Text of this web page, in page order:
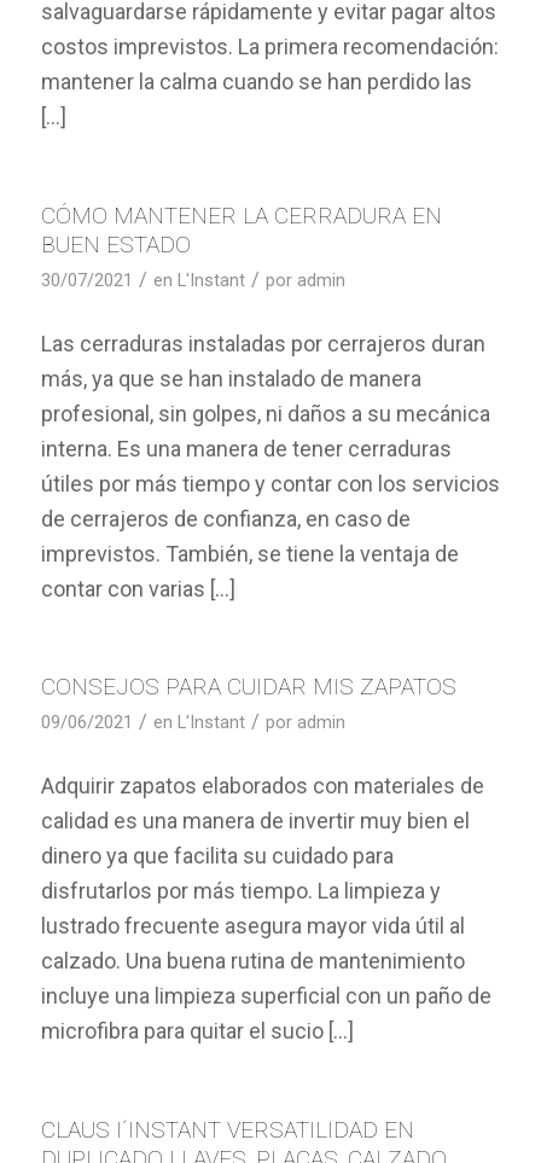
salvaguardarse rápidamente y evitar pagar altos
costos imprevistos. La primera recomendación:
mantener la calma cuando se han perdido las
[…]
CÓMO MANTENER LA CERRADURA EN
BUEN ESTADO
30/07/2021 / en L'Instant / por admin
Las cerraduras instaladas por cerrajeros duran
más, ya que se han instalado de manera
profesional, sin golpes, ni daños a su mecánica
interna. Es una manera de tener cerraduras
útiles por más tiempo y contar con los servicios
de cerrajeros de confianza, en caso de
imprevistos. También, se tiene la ventaja de
contar con varias […]
CONSEJOS PARA CUIDAR MIS ZAPATOS
09/06/2021 / en L'Instant / por admin
Adquirir zapatos elaborados con materiales de
calidad es una manera de invertir muy bien el
dinero ya que facilita su cuidado para
disfrutarlos por más tiempo. La limpieza y
lustrado frecuente asegura mayor vida útil al
calzado. Una buena rutina de mantenimiento
incluye una limpieza superficial con un paño de
microfibra para quitar el sucio […]
CLAUS I´INSTANT VERSATILIDAD EN